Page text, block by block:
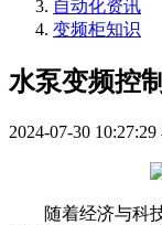
自动化资讯
变频柜知识
水泵变频控
2024-07-30 10:27:29
随着经济与科